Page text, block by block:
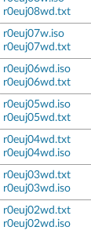
r0euj08wd.txt
r0euj07w.iso
r0euj07wd.txt
r0euj06wd.iso
r0euj06wd.txt
r0euj05wd.iso
r0euj05wd.txt
r0euj04wd.txt
r0euj04wd.iso
r0euj03wd.txt
r0euj03wd.iso
r0euj02wd.txt
r0euj02wd.iso